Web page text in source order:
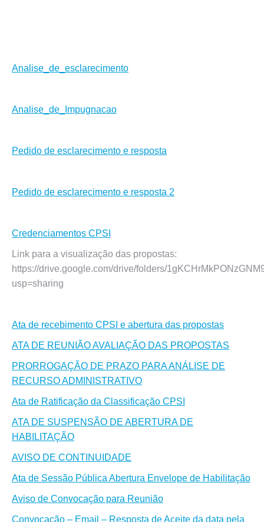
Analise_de_esclarecimento
Analise_de_Impugnacao
Pedido de esclarecimento e resposta
Pedido de esclarecimento e resposta 2
Credenciamentos CPSI
Link para a visualização das propostas:
https://drive.google.com/drive/folders/
usp=sharing
Ata de recebimento CPSI e abertura das propostas
ATA DE REUNIÃO AVALIAÇÃO DAS PROPOSTAS
PRORROGAÇÃO DE PRAZO PARA ANÁLISE DE
RECURSO ADMINISTRATIVO
Ata de Ratificação da Classificação CPSI
ATA DE SUSPENSÃO DE ABERTURA DE
HABILITAÇÃO
AVISO DE CONTINUIDADE
Ata de Sessão Pública Abertura Envelope de Habilitação
Aviso de Convocação para Reunião
Convocação – Email – Resposta de Aceite da data pela